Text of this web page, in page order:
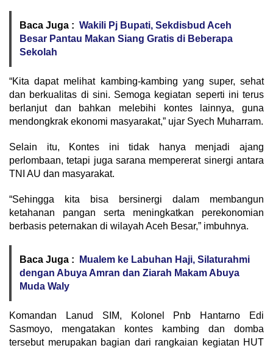
Baca Juga : Wakili Pj Bupati, Sekdisbud Aceh
Besar Pantau Makan Siang Gratis di Beberapa
Sekolah
“Kita dapat melihat kambing-kambing yang super, sehat
dan berkualitas di sini. Semoga kegiatan seperti ini terus
berlanjut dan bahkan melebihi kontes lainnya, guna
mendongkrak ekonomi masyarakat,” ujar Syech Muharram.
Selain itu, Kontes ini tidak hanya menjadi ajang
perlombaan, tetapi juga sarana mempererat sinergi antara
TNI AU dan masyarakat.
“Sehingga kita bisa bersinergi dalam membangun
ketahanan pangan serta meningkatkan perekonomian
berbasis peternakan di wilayah Aceh Besar,” imbuhnya.
Baca Juga :
Mualem ke Labuhan Haji, Silaturahmi
dengan Abuya Amran dan Ziarah Makam Abuya
Muda Waly
Komandan Lanud SIM, Kolonel Pnb Hantarno Edi
Sasmoyo, mengatakan kontes kambing dan domba
tersebut merupakan bagian dari rangkaian kegiatan HUT